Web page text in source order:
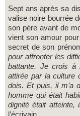
Sept ans après sa
valise noire bourrée
son père avant de
vient son amour
secret de son
pour affronter les
battante. Je crois à
attirée par la culture
dois. Et puis, il m’a
homme qui était
dignité était atteinte,
l’écrivain.